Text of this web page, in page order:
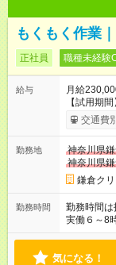
もくもく作業
正社員 職種未経験
給与
月給
【試用期
給与は本
交通費
勤務地
神奈川県
神奈川県
鎌倉ク
勤務時間
勤務時間は
実働６～8
00（実働
気になる！